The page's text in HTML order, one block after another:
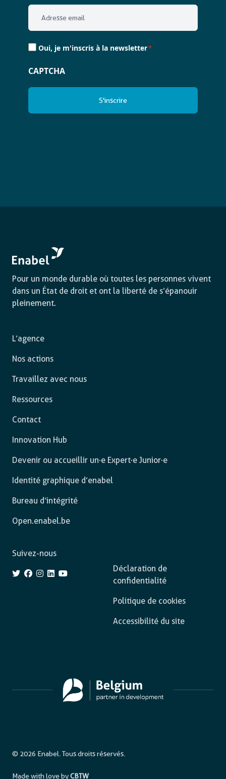
Email
Consent
Oui, je m'inscris à la newsletter*
CAPTCHA
Pour un monde durable où toutes les personnes vivent
dans un État de droit et ont la liberté de s’épanouir
pleinement.
L’agence
Nos actions
Travaillez avec nous
Ressources
Contact
Innovation Hub
Devenir ou accueillir un·e Expert·e Junior·e
Identité graphique d’enabel
Bureau d’intégrité
Open.enabel.be
Déclaration de
confidentialité
Politique de cookies
Accessibilité du site
Suivez-nous
© 2026 Enabel. Tous droits réservés.
Made with love byCBTW